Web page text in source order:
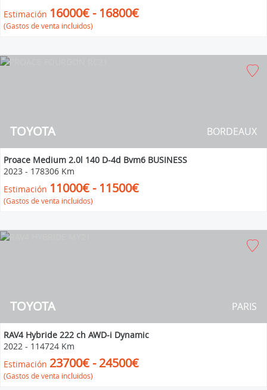
Estimación 16000€ - 16800€
(Gastos de venta incluidos)
TOYOTA BORDEAUX
Proace Medium 2.0l 140 D-4d Bvm6 BUSINESS
2023 - 178306 Km
Estimación 11000€ - 11500€
(Gastos de venta incluidos)
TOYOTA PARIS
RAV4 Hybride 222 ch AWD-i Dynamic
2022 - 114724 Km
Estimación 23700€ - 24500€
(Gastos de venta incluidos)